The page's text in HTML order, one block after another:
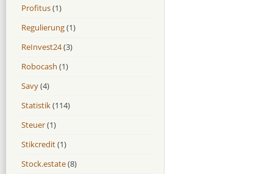
Profitus(1)
Regulierung(1)
ReInvest24(3)
Robocash (1)
Savy(4)
Statistik(114)
Steuer(1)
Stikcredit(1)
Stock.estate(8)